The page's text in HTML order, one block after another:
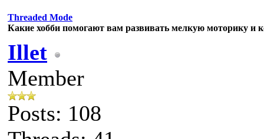
Threaded Mode
Какие хобби помогают вам развивать мелкую моторику и
Illet
Member
Posts: 108